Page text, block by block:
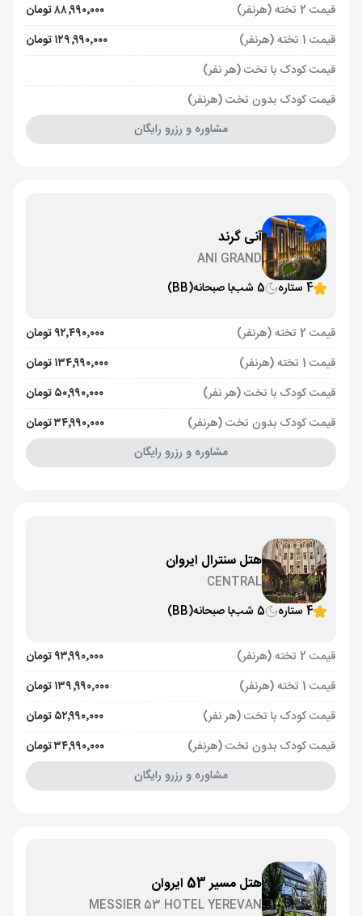
قیمت 2 تخته (هرنفر)
۸۸٬۹۹۰٬۰۰۰ تومان
قیمت 1 تخته (هرنفر)
۱۲۹٬۹۹۰٬۰۰۰ تومان
قیمت کودک با تخت (هر نفر)
قیمت کودک بدون تخت (هرنفر)
مشاوره و رزرو رایگان
آنی گرند
ANI GRAND
4 ستاره
5 شب با صبحانه(BB)
قیمت 2 تخته (هرنفر)
۹۲٬۴۹۰٬۰۰۰ تومان
قیمت 1 تخته (هرنفر)
۱۳۴٬۹۹۰٬۰۰۰ تومان
قیمت کودک با تخت (هر نفر)
۵۰٬۹۹۰٬۰۰۰ تومان
قیمت کودک بدون تخت (هرنفر)
۳۴٬۹۹۰٬۰۰۰ تومان
مشاوره و رزرو رایگان
هتل سنترال ایروان
CENTRAL
4 ستاره
5 شب با صبحانه(BB)
قیمت 2 تخته (هرنفر)
۹۳٬۹۹۰٬۰۰۰ تومان
قیمت 1 تخته (هرنفر)
۱۳۹٬۹۹۰٬۰۰۰ تومان
قیمت کودک با تخت (هر نفر)
۵۲٬۹۹۰٬۰۰۰ تومان
قیمت کودک بدون تخت (هرنفر)
۳۴٬۹۹۰٬۰۰۰ تومان
مشاوره و رزرو رایگان
هتل مسیر 53 ایروان
MESSIER 53 HOTEL YEREVAN